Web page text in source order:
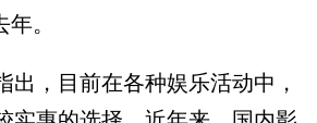
。
，目前在各种娱乐活动中，